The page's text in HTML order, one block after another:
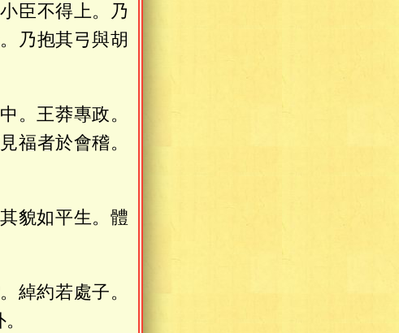
臣不得上。乃
乃抱其弓與胡
。王莽專政。
福者於會稽。
貌如平生。體
綽約若處子。